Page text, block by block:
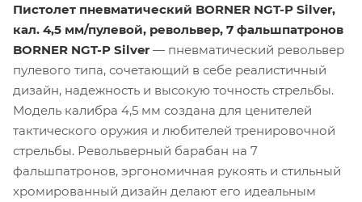
Пистолет пневматический BORNER NGT-P Silver,
кал. 4,5 мм/пулевой, револьвер, 7 фальшпатронов
BORNER NGT-P Silver — пневматический револьвер
пулевого типа, сочетающий в себе реалистичный
дизайн, надежность и высокую точность стрельбы.
Модель калибра 4,5 мм создана для ценителей
тактического оружия и любителей тренировочной
стрельбы. Револьверный барабан на 7
фальшпатронов, эргономичная рукоять и стильный
хромированный дизайн делают его идеальным